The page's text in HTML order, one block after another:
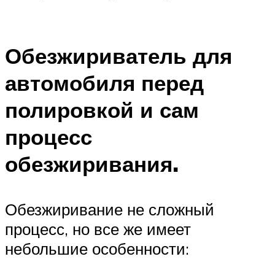
Обезжириватель для
автомобиля перед
полировкой и сам
процесс
обезжиривания.
Обезжиривание не сложный
процесс, но все же имеет
небольшие особенности: